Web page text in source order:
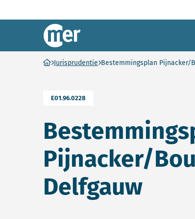
Commissie mer
Ga naar homepage
Jurisprudentie Bestemmingsplan Pijnacker/
E01.96.0228
Pijnacker/
Delfgauw